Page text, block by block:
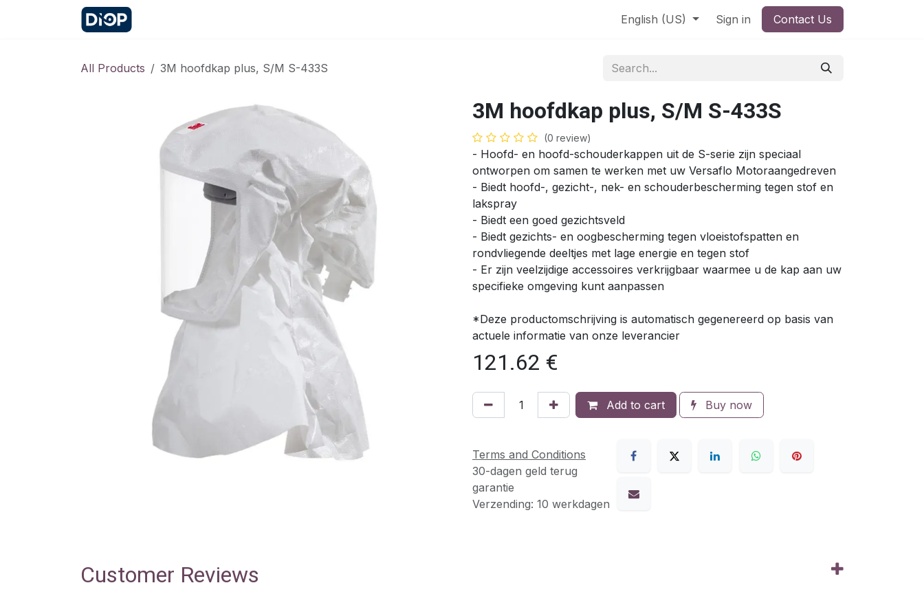
English (US) Sign in Contact Us
All Products 3M hoofdkap plus, S/M S-433S
3M hoofdkap plus, S/M S-433S
(0 review)
- Hoofd- en hoofd-schouderkappen uit de S-serie zijn speciaal
ontworpen om samen te werken met uw Versaflo Motoraangedreven
- Biedt hoofd-, gezicht-, nek- en schouderbescherming tegen stof en
lakspray
- Biedt een goed gezichtsveld
- Biedt gezichts- en oogbescherming tegen vloeistofspatten en
rondvliegende deeltjes met lage energie en tegen stof
- Er zijn veelzijdige accessoires verkrijgbaar waarmee u de kap aan uw
specifieke omgeving kunt aanpassen
*Deze productomschrijving is automatisch gegenereerd op basis van
actuele informatie van onze leverancier
121.62 €
Add to cart Buy now
Terms and Conditions
30-dagen geld terug
garantie
Verzending: 10 werkdagen
Customer Reviews